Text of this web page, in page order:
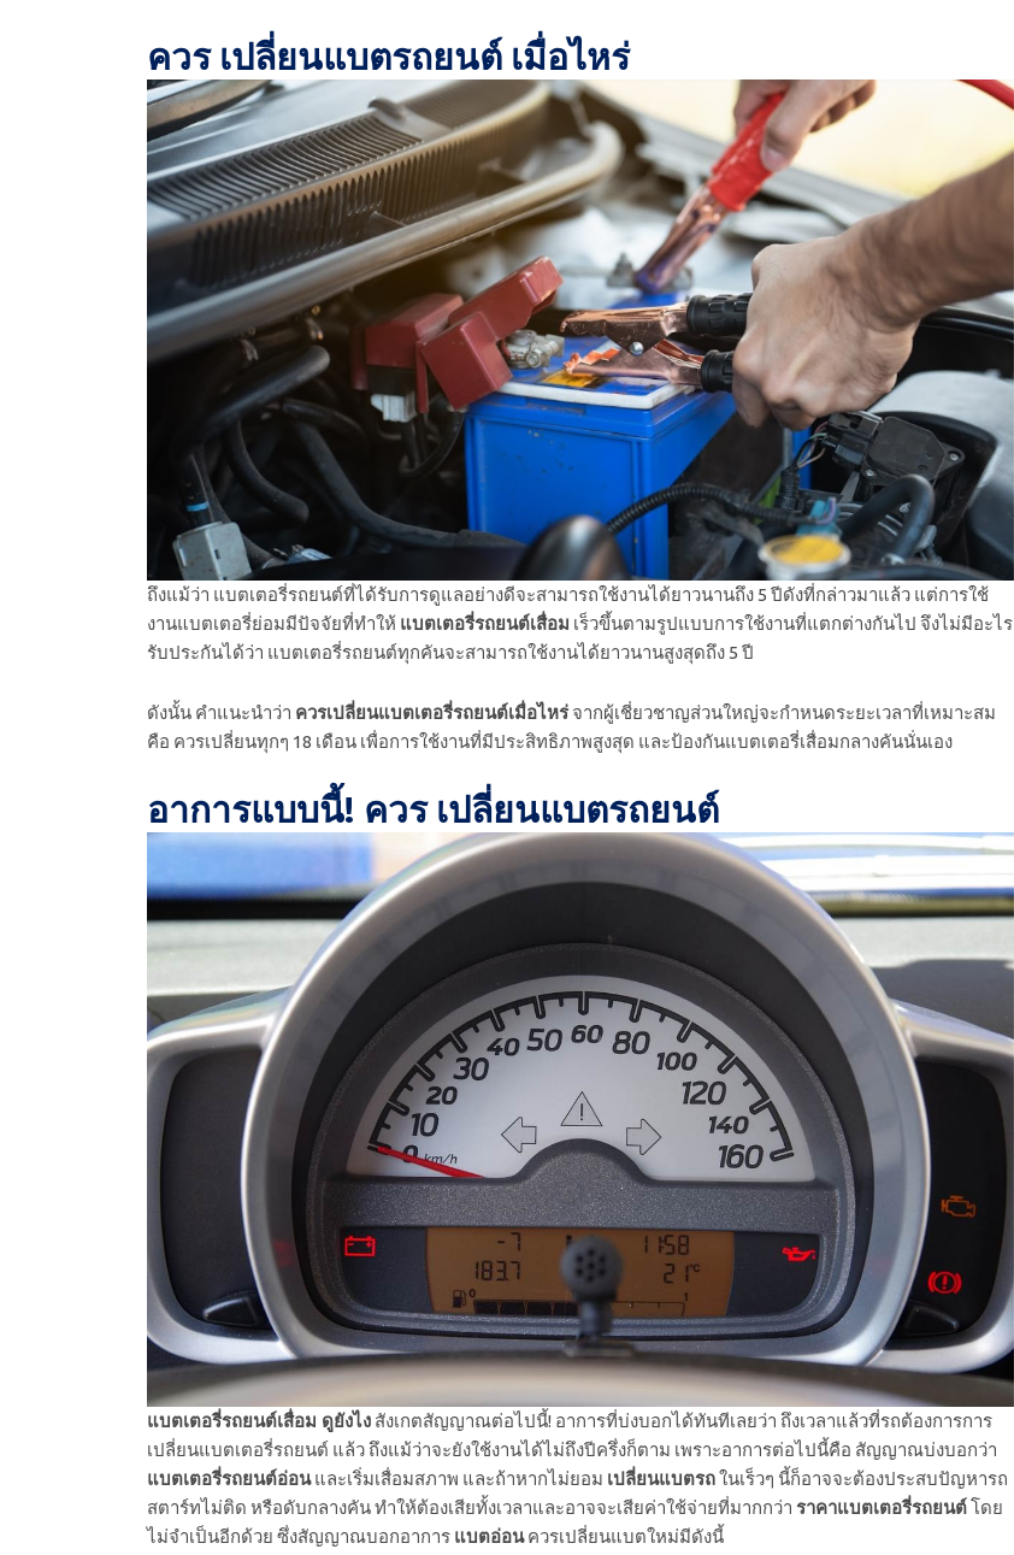
ควร เปลี่ยนแบตรถยนต์ เมื่อไหร่
ถึงแม้ว่า แบตเตอรี่รถยนต์ที่ได้รับการดูแลอย่างดีจะสามารถใช้งานได้ยาวนานถึง 5 ปีดังที่กล่าวมาแล้ว แต่การใช้
งานแบตเตอรี่ย่อมมีปัจจัยที่ทำให้ แบตเตอรี่รถยนต์เสื่อม เร็วขึ้นตามรูปแบบการใช้งานที่แตกต่างกันไป จึงไม่มีอะไร
รับประกันได้ว่า แบตเตอรี่รถยนต์ทุกคันจะสามารถใช้งานได้ยาวนานสูงสุดถึง 5 ปี
ดังนั้น คำแนะนำว่า ควรเปลี่ยนแบตเตอรี่รถยนต์เมื่อไหร่ จากผู้เชี่ยวชาญส่วนใหญ่จะกำหนดระยะเวลาที่เหมาะสม
คือ ควรเปลี่ยนทุกๆ 18 เดือน เพื่อการใช้งานที่มีประสิทธิภาพสูงสุด และป้องกันแบตเตอรี่เสื่อมกลางคันนั่นเอง
อาการแบบนี้! ควร เปลี่ยนแบตรถยนต์
แบตเตอรี่รถยนต์เสื่อม ดูยังไง สังเกตสัญญาณต่อไปนี้! อาการที่บ่งบอกได้ทันทีเลยว่า ถึงเวลาแล้วที่รถต้องการการ
เปลี่ยนแบตเตอรี่รถยนต์ แล้ว ถึงแม้ว่าจะยังใช้งานได้ไม่ถึงปีครึ่งก็ตาม เพราะอาการต่อไปนี้คือ สัญญาณบ่งบอกว่า
แบตเตอรี่รถยนต์อ่อนและเริ่มเสื่อมสภาพ และถ้าหากไม่ยอม เปลี่ยนแบตรถในเร็วๆ นี้ก็อาจจะต้องประสบปัญหารถ
สตาร์ทไม่ติด หรือดับกลางคัน ทำให้ต้องเสียทั้งเวลาและอาจจะเสียค่าใช้จ่ายที่มากกว่า ราคาแบตเตอรี่รถยนต์โดย
ไม่จำเป็นอีกด้วย ซึ่งสัญญาณบอกอาการ แบตอ่อนควรเปลี่ยนแบตใหม่มีดังนี้